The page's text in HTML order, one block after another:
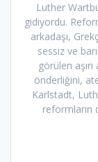
Luther
gidiyordu.
arkadaşı,
sessiz ve
görülen
önderliğini,
Karlstadt,
reformların